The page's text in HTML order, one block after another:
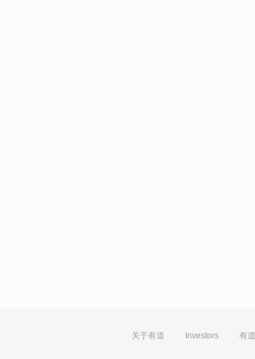
关于有道 Investors 有